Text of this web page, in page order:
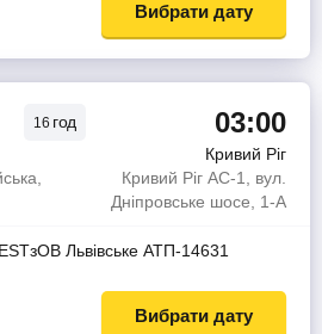
Вибрати дату
16 год 03:00
Кривий Ріг
Кривий Ріг АС-1, вул.
Дніпровське шосе, 1-А
Львiвське АТП-14631
Вибрати дату